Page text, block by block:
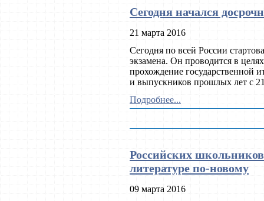
Сегодня начался
21 марта 2016
Сегодня по всей России
экзамена. Он проводится в
прохождение государственной
и выпускников прошлых лет с
Подробнее...
Российских
литературе по-новому
09 марта 2016